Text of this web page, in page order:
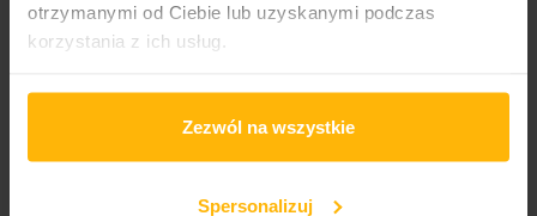
otrzymanymi od Ciebie lub uzyskanymi podczas
korzystania z ich usług.
Zezwól na wszystkie
Spersonalizuj
Karibow - Panterrania
Karibow - A Tribal Treat